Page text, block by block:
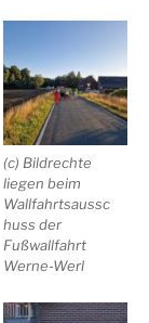
(c) Bildrechte
liegen beim
Wallfahrtsaussc
huss der
Fußwallfahrt
Werne-Werl